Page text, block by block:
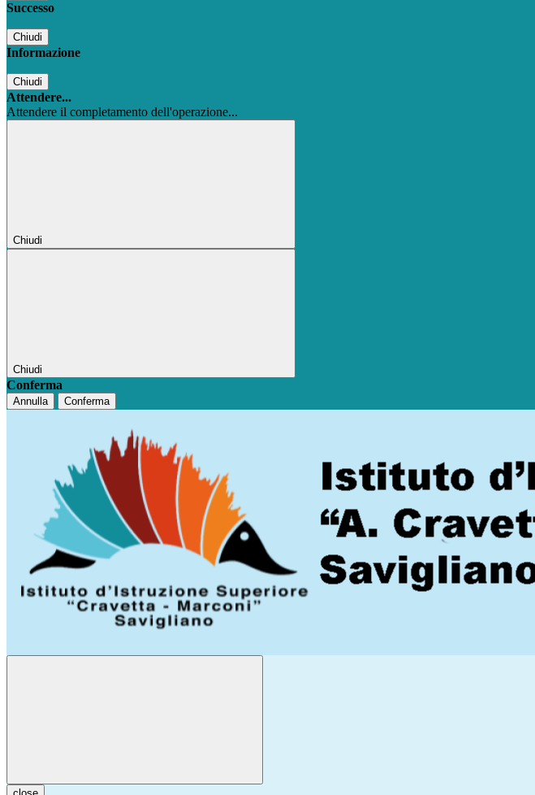
Successo
Chiudi
Informazione
Chiudi
Attendere...
Attendere il completamento dell'operazione...
Chiudi
Chiudi
Conferma
Annulla Conferma